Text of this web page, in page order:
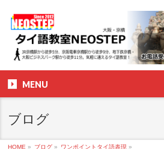
MENU
ブログ
HOME » ブログ » ワンポイントタイ語表現 »